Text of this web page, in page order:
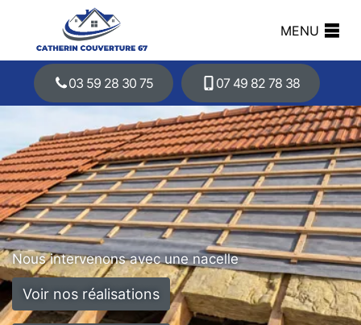
MENU
03 59 28 30 75 07 49 82 78 38
Nous intervenons avec une nacelle
Voir nos réalisations